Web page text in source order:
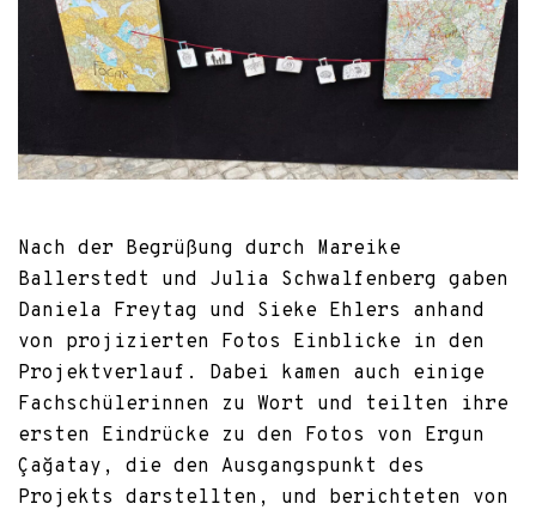
Nach der Begrüßung durch Mareike
Ballerstedt und Julia Schwalfenberg gaben
Daniela Freytag und Sieke Ehlers anhand
von projizierten Fotos Einblicke in den
Projektverlauf. Dabei kamen auch einige
Fachschülerinnen zu Wort und teilten ihre
ersten Eindrücke zu den Fotos von Ergun
Çağatay, die den Ausgangspunkt des
Projekts darstellten, und berichteten von